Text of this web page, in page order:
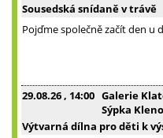
Sousedská snídaně v trávě
Pojďme společně začít den u
29.08.26 , 14:00 Galerie
Sýpka
Výtvarná dílna pro děti k